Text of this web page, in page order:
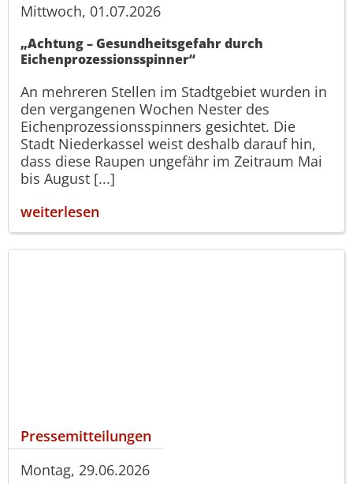
Mittwoch, 01.07.2026
„Achtung – Gesundheitsgefahr durch
Eichenprozessionsspinner“
An mehreren Stellen im Stadtgebiet wurden in
den vergangenen Wochen Nester des
Eichenprozessionsspinners gesichtet. Die
Stadt Niederkassel weist deshalb darauf hin,
dass diese Raupen ungefähr im Zeitraum Mai
bis August [...]
weiterlesen
Pressemitteilungen
Montag, 29.06.2026